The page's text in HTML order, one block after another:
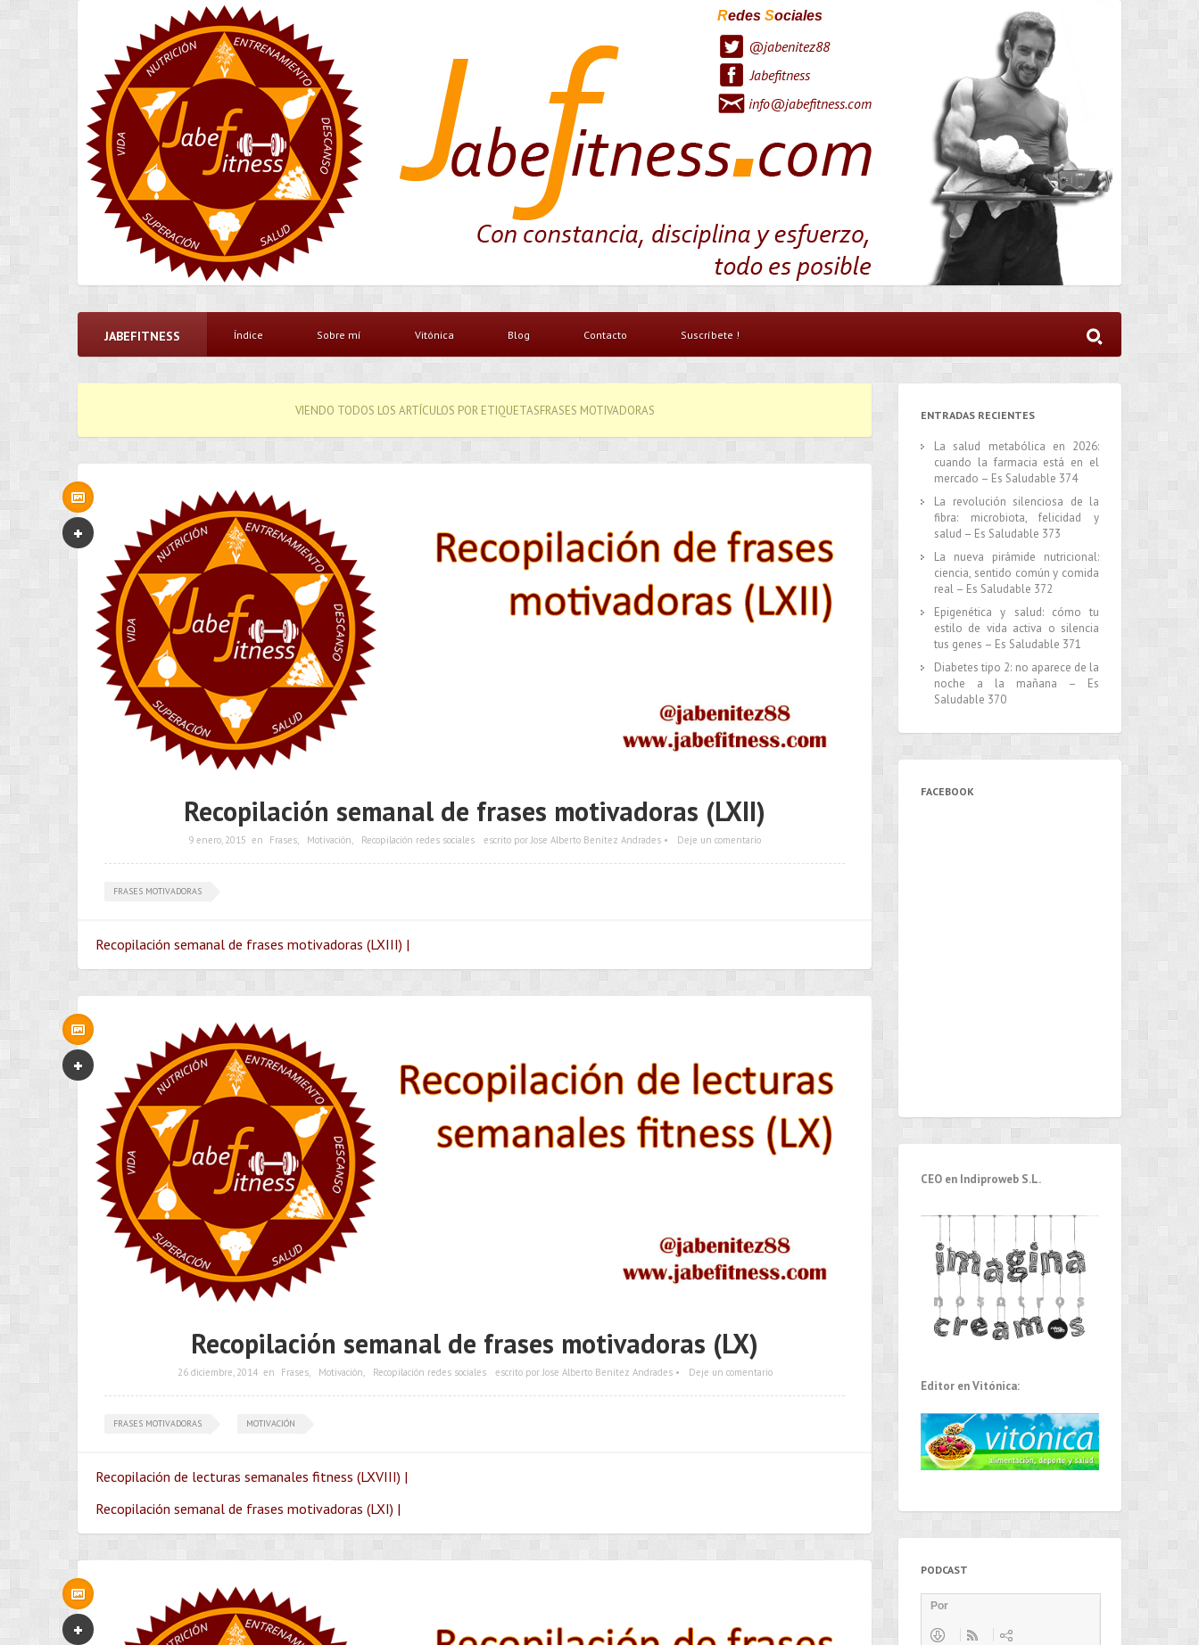
Redes Sociales
@jabenitez88
Jabefitness
info@jabefitness.com
JABEFITNESS Índice Sobre mí Vitónica Blog Contacto Suscríbete !
VIENDO TODOS LOS ARTÍCULOS POR ETIQUETASFRASES MOTIVADORAS
Recopilación semanal de frases motivadoras (LXII)
9 enero, 2015 en Frases, Motivación, Recopilación redes sociales escrito por Jose Alberto Benítez Andrades • Deje un comentario
FRASES MOTIVADORAS
Recopilación semanal de frases motivadoras (LXIII) |
Recopilación semanal de frases motivadoras (LX)
26 diciembre, 2014 en Frases, Motivación, Recopilación redes sociales escrito por Jose Alberto Benítez Andrades • Deje un comentario
FRASES MOTIVADORAS MOTIVACIÓN
Recopilación de lecturas semanales fitness (LXVIII) |
Recopilación semanal de frases motivadoras (LXI) |
ENTRADAS RECIENTES
La salud metabólica en 2026:
cuando la farmacia está en el
mercado – Es Saludable 374
La revolución silenciosa de la
fibra: microbiota, felicidad y
salud – Es Saludable 373
La nueva pirámide nutricional:
ciencia, sentido común y comida
real – Es Saludable 372
Epigenética y salud: cómo tu
estilo de vida activa o silencia
tus genes – Es Saludable 371
Diabetes tipo 2: no aparece de la
noche a la mañana – Es
Saludable 370
FACEBOOK
CEO en Indiproweb S.L.
Editor en Vitónica:
PODCAST